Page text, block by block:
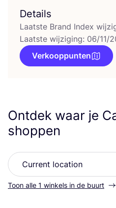
Details
Laatste Brand Index
Laatste wijziging: 06/11/
Verkooppunten
Ontdek waar je
shoppen
Toon alle 1 winkels in de buurt